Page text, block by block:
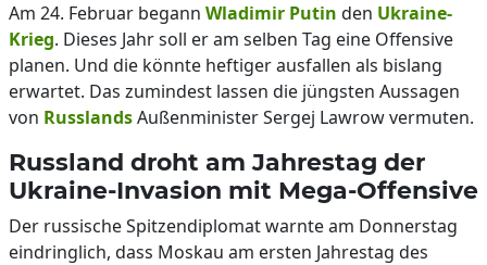
Am 24. Februar begann Wladimir Putin den Ukraine-
Krieg. Dieses Jahr soll er am selben Tag eine Offensive
planen. Und die könnte heftiger ausfallen als bislang
erwartet. Das zumindest lassen die jüngsten Aussagen
von RusslandsAußenminister Sergej Lawrow vermuten.
Russland droht am Jahrestag der
Ukraine-Invasion mit Mega-Offensive
Der russische Spitzendiplomat warnte am Donnerstag
eindringlich, dass Moskau am ersten Jahrestag des